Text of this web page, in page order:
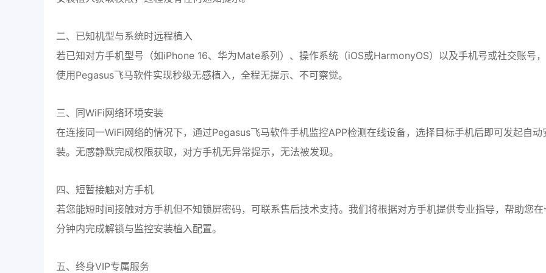
二、已知机型与系统时远程植入
若已知对方手机型号（如iPhone 16、华为Mate系列）、操作系统（iOS或HarmonyOS）以及手机号或社交账号
使用Pegasus飞马软件实现秒级无感植入，全程无提示、不可察觉。
三、同WiFi网络环境安装
在连接同一WiFi网络的情况下，通过Pegasus飞马软件手机监控APP检测在线设备，选择目标手机后即可发起自动
装。无感静默完成权限获取，对方手机无异常提示，无法被发现。
四、短暂接触对方手机
若您能短时间接触对方手机但不知锁屏密码，可联系售后技术支持。我们将根据对方手机提供专业指导，帮助您在
分钟内完成解锁与监控安装植入配置。
五、终身VIP专属服务